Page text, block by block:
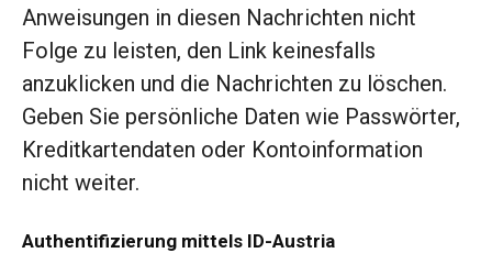
Anweisungen in diesen Nachrichten nicht
Folge zu leisten, den Link keinesfalls
anzuklicken und die Nachrichten zu löschen.
Geben Sie persönliche Daten wie Passwörter,
Kreditkartendaten oder Kontoinformation
nicht weiter.
Authentifizierung mittels ID-Austria